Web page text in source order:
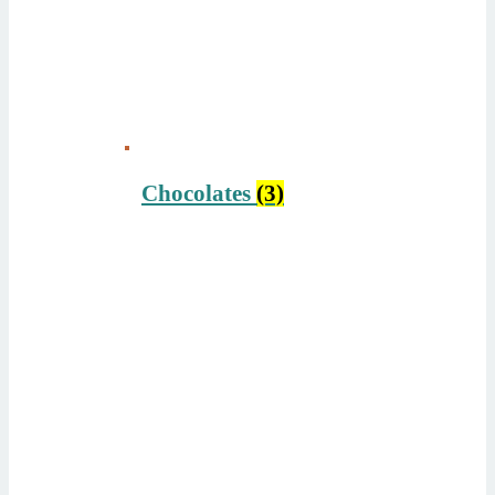
Chocolates (3)